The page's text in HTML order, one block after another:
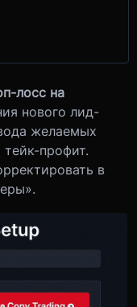
лосс на
нового лид-
желаемых
профит.
в